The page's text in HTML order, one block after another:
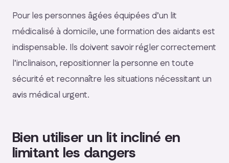
Pour les personnes âgées équipées d’un lit
médicalisé à domicile, une formation des aidants est
indispensable. Ils doivent savoir régler correctement
l’inclinaison, repositionner la personne en toute
sécurité et reconnaître les situations nécessitant un
avis médical urgent.
Bien utiliser un lit incliné en
limitant les dangers